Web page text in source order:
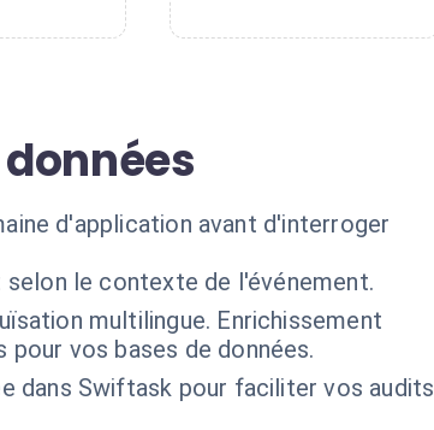
d'application avant d'interroger
le contexte de l'événement.
multilingue. Enrichissement
vos bases de données.
dans Swiftask pour faciliter vos audits